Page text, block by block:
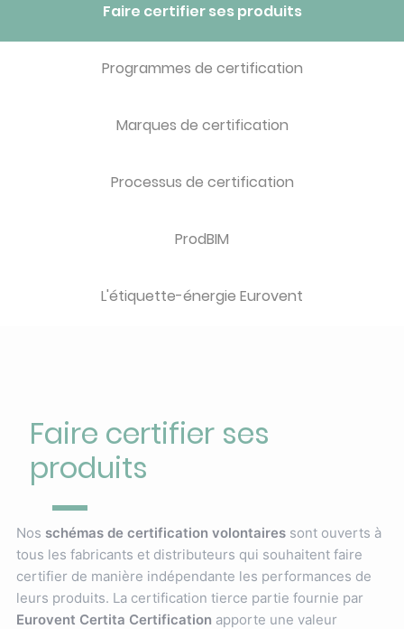
Faire certifier ses produits
Programmes de certification
Marques de certification
Processus de certification
ProdBIM
L'étiquette-énergie Eurovent
Faire certifier ses
produits
Nos schémas de certification volontairessont ouverts à
tous les fabricants et distributeurs qui souhaitent faire
certifier de manière indépendante les performances de
leurs produits. La certification tierce partie fournie par
Eurovent Certita Certification apporte une valeur